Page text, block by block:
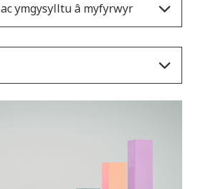
ymgysylltu â myfyrwyr